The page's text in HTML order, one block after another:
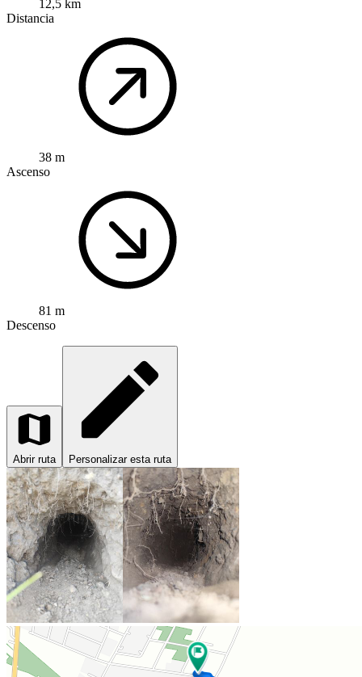
12,5 km
Distancia
38 m
Ascenso
81 m
Descenso
Abrir ruta Personalizar esta ruta